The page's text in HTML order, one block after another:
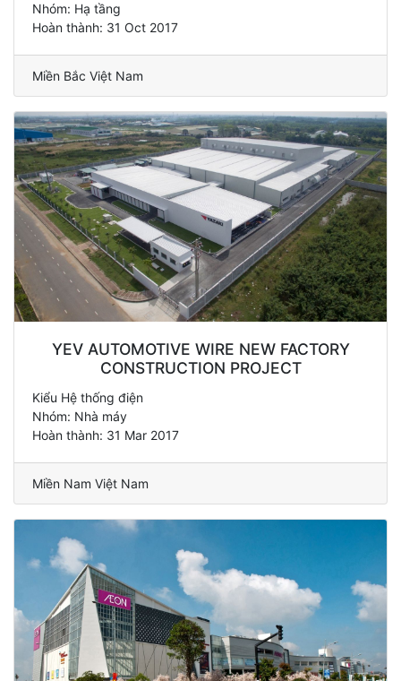
Nhóm: Hạ tầng
Hoàn thành: 31 Oct 2017
Miền Bắc Việt Nam
YEV AUTOMOTIVE WIRE NEW FACTORY
CONSTRUCTION PROJECT
Kiểu Hệ thống điện
Nhóm: Nhà máy
Hoàn thành: 31 Mar 2017
Miền Nam Việt Nam